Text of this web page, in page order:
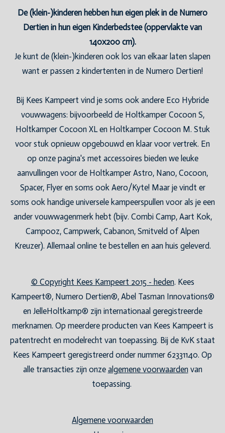
De (klein-)kinderen hebben hun eigen plek in de Numero
Dertien in hun eigen Kinderbedstee (oppervlakte van
140x200 cm).
Je kunt de (klein-)kinderen ook los van elkaar laten slapen
want er passen 2 kindertenten in de Numero Dertien!
Bij Kees Kampeert vind je soms ook andere Eco Hybride
vouwwagens: bijvoorbeeld de Holtkamper Cocoon S,
Holtkamper Cocoon XL en Holtkamper Cocoon M. Stuk
voor stuk opnieuw opgebouwd en klaar voor vertrek. En
op onze pagina's met accessoires bieden we leuke
aanvullingen voor de Holtkamper Astro, Nano, Cocoon,
Spacer, Flyer en soms ook Aero/Kyte! Maar je vindt er
soms ook handige universele kampeerspullen voor als je een
ander vouwwagenmerk hebt (bijv. Combi Camp, Aart Kok,
Campooz, Campwerk, Cabanon, Smitveld of Alpen
Kreuzer). Allemaal online te bestellen en aan huis geleverd.
© Copyright Kees Kampeert 2015 - heden. Kees
Kampeert®, Numero Dertien®, Abel Tasman Innovations®
en JelleHoltkamp® zijn internationaal geregistreerde
merknamen. Op meerdere producten van Kees Kampeert is
patentrecht en modelrecht van toepassing. Bij de KvK staat
Kees Kampeert geregistreerd onder nummer 62331140. Op
alle transacties zijn onze algemene voorwaarden van
toepassing.
Algemene voorwaarden